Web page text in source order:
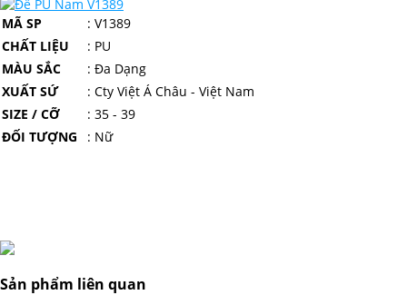
MÃ SP
: V1389
CHẤT LIỆU
: PU
MÀU SẮC
: Đa Dạng
XUẤT SỨ
: Cty Việt Á Châu - Việt Nam
SIZE / CỠ
: 35 - 39
ĐỐI TƯỢNG
: Nữ
Sản phẩm liên quan